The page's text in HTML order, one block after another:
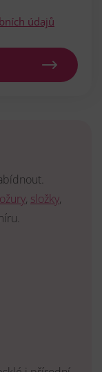
údajů
, složky,